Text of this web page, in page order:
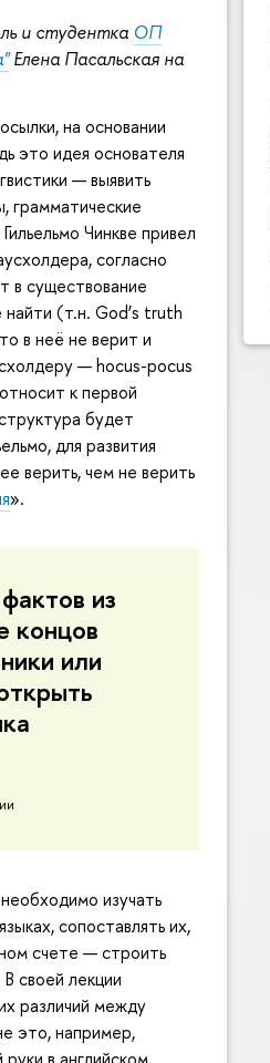
и студентка ОП
Елена Пасальская на
на основании
это идея основателя
— выявить
грамматические
Чинкве привел
согласно
в существование
(т.н. God’s truth
в неё не верит и
— hocus-pocus
к первой
будет
для развития
верить, чем не верить
».
из
концов
или
изучать
сопоставлять их,
счете — строить
своей лекции
различий между
это, например,